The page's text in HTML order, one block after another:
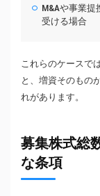
M&Aや事業
受ける場合
これらのケースで
と、増資そのもの
れがあります。
募集株式総
な条項